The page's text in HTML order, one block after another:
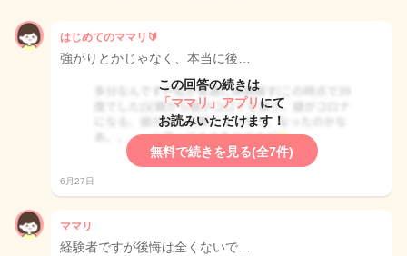
はじめてのママリ🔰
強がりとかじゃなく、本当に後…
この回答の続きは
「ママリ」アプリ にて
お読みいただけます！
無料で続きを見る(全7件)
6月27日
ママリ
経験者ですが後悔は全くないで…